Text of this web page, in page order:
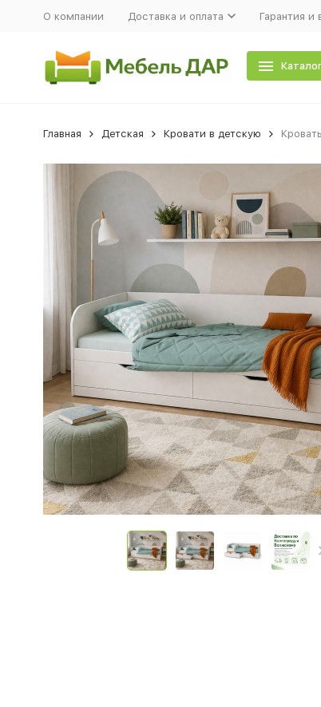
О компании Доставка и оплата Гарантия и
Главная Детская Кровати в детскую